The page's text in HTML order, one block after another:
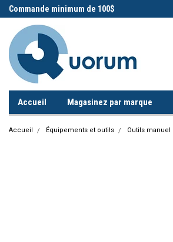
Commande minimum de 100$
Accueil Magasinez par marque
Accueil Équipements et outils Outils manuel